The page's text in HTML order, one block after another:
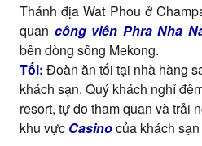
Thánh địa Wat Phou ở
quan công viên Phra Nha
bên dòng sông Mekong.
Tối: Đoàn ăn tối tại nhà hàng
khách sạn. Quý khách nghỉ
resort, tự do tham quan và trải
khu vực Casinocủa khách sạn